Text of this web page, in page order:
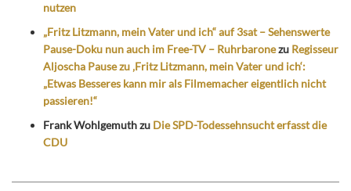
nutzen
„Fritz Litzmann, mein Vater und ich“ auf 3sat – Sehenswerte
Pause-Doku nun auch im Free-TV – Ruhrbaronezu Regisseur
Aljoscha Pause zu ‚Fritz Litzmann, mein Vater und ich‘:
„Etwas Besseres kann mir als Filmemacher eigentlich nicht
passieren!“
Frank Wohlgemuthzu Die SPD-Todessehnsucht erfasst die
CDU